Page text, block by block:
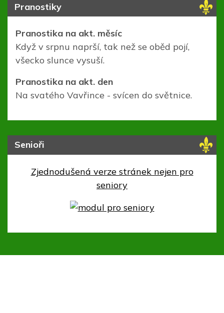
Pranostiky
Pranostika na akt. měsíc
Když v srpnu naprší, tak než se oběd pojí,
všecko slunce vysuší.
Pranostika na akt. den
Na svatého Vavřince - svícen do světnice.
Senioři
Zjednodušená verze stránek nejen pro
seniory